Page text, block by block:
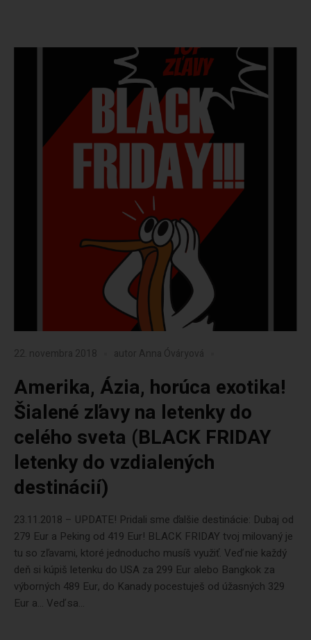
22. novembra 2018 autor Anna Óváryová
Amerika, Ázia, horúca exotika!
Šialené zľavy na letenky do
celého sveta (BLACK FRIDAY
letenky do vzdialených
destinácií)
23.11.2018 – UPDATE! Pridali sme ďalšie destinácie: Dubaj od
279 Eur a Peking od 419 Eur! BLACK FRIDAY tvoj milovaný je
tu so zľavami, ktoré jednoducho musíš využiť. Veď nie každý
deň si kúpiš letenku do USA za 299 Eur alebo Bangkok za
výborných 489 Eur, do Kanady pocestuješ od úžasných 329
Eur a… Veď sa...